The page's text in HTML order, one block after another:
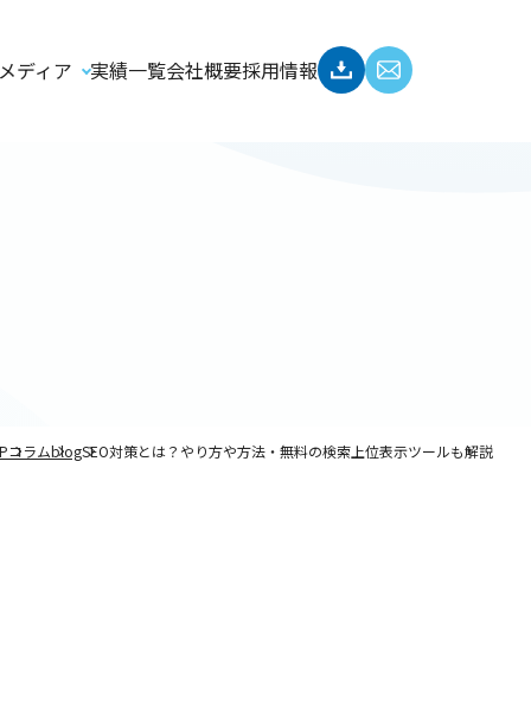
ディア 実績一覧会社概要採用情報
コラムblogSEO対策とは？やり方や方法・無料の検索上位表示ツールも解説